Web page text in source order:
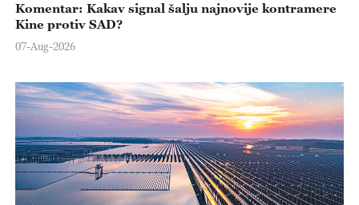
Komentar: Kakav signal šalju najnovije kontramere
Kine protiv SAD?
07-Aug-2026